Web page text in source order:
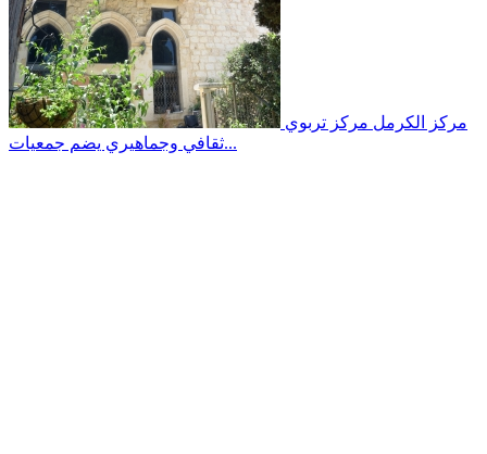
مركز الكرمل مركز تربوي
ثقافي وجماهيري يضم جمعيات...